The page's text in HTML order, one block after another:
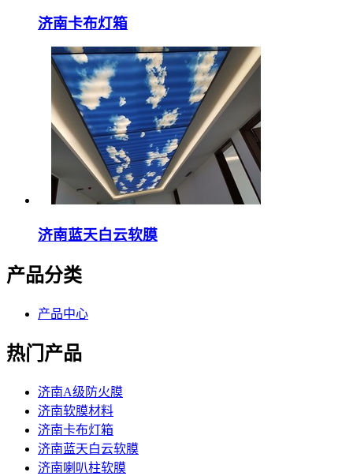
济南卡布灯箱
济南蓝天白云软膜
产品分类
产品中心
热门产品
济南A级防火膜
济南软膜材料
济南卡布灯箱
济南蓝天白云软膜
济南喇叭柱软膜